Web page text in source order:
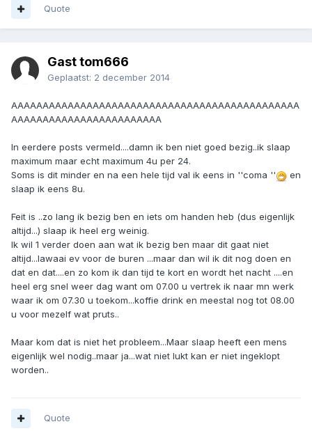
Quote
Gast tom666
Geplaatst: 2 december 2014
AAAAAAAAAAAAAAAAAAAAAAAAAAAAAAAAAAAAAAAAAAAAAA
AAAAAAAAAAAAAAAAAAAAAAAA
In eerdere posts vermeld....damn ik ben niet goed bezig..ik slaap
maximum maar echt maximum 4u per 24.
Soms is dit minder en na een hele tijd val ik eens in ''coma ''
en
slaap ik eens 8u.
Feit is ..zo lang ik bezig ben en iets om handen heb (dus eigenlijk
altijd...) slaap ik heel erg weinig.
Ik wil 1 verder doen aan wat ik bezig ben maar dit gaat niet
altijd...lawaai ev voor de buren ...maar dan wil ik dit nog doen en
dat en dat....en zo kom ik dan tijd te kort en wordt het nacht ....en
heel erg snel weer dag want om 07.00 u vertrek ik naar mn werk
waar ik om 07.30 u toekom...koffie drink en meestal nog tot 08.00
u voor mezelf wat pruts..
Maar kom dat is niet het probleem...Maar slaap heeft een mens
eigenlijk wel nodig..maar ja...wat niet lukt kan er niet ingeklopt
worden..
Quote